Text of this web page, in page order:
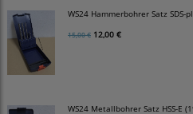
WS24 Hammerbohrer Satz
15,00 € 12,00 €
WS24 Metallbohrer Satz HSS-E